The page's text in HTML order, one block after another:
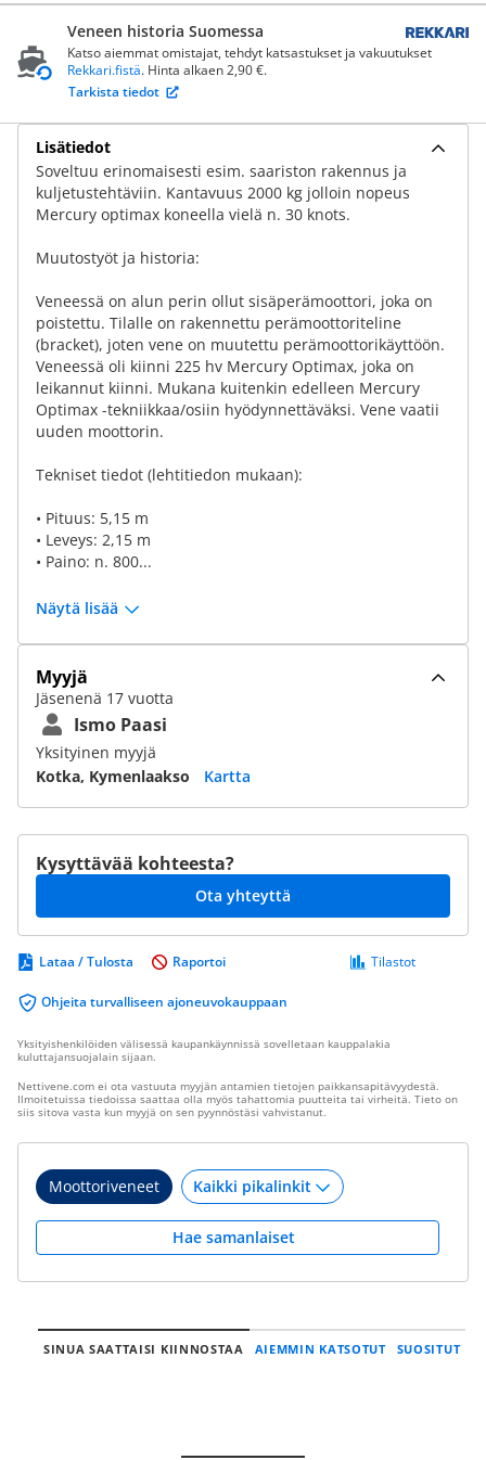
Veneen historia Suomessa
Katso aiemmat omistajat, tehdyt katsastukset ja vakuutukset
Rekkari.fistä. Hinta alkaen 2,90 €.
Tarkista tiedot
Lisätiedot
Soveltuu erinomaisesti esim. saariston rakennus ja
kuljetustehtäviin. Kantavuus 2000 kg jolloin nopeus
Mercury optimax koneella vielä n. 30 knots.
Muutostyöt ja historia:
Veneessä on alun perin ollut sisäperämoottori, joka on
poistettu. Tilalle on rakennettu perämoottoriteline
(bracket), joten vene on muutettu perämoottorikäyttöön.
Veneessä oli kiinni 225 hv Mercury Optimax, joka on
leikannut kiinni. Mukana kuitenkin edelleen Mercury
Optimax -tekniikkaa/osiin hyödynnettäväksi. Vene vaatii
uuden moottorin.
Tekniset tiedot (lehtitiedon mukaan):
• Pituus: 5,15 m
• Leveys: 2,15 m
• Paino: n. 800...
Näytä lisää
Myyjä
Jäsenenä 17 vuotta
Ismo Paasi
Yksityinen myyjä
Kotka, Kymenlaakso
Kartta
Kysyttävää kohteesta?
Ota yhteyttä
Lataa / Tulosta
Ohjeita turvalliseen ajoneuvokauppaan
Tilastot
Raportoi
Yksityishenkilöiden välisessä kaupankäynnissä sovelletaan kauppalakia
kuluttajansuojalain sijaan.
Nettivene.com ei ota vastuuta myyjän antamien tietojen paikkansapitävyydestä.
Ilmoitetuissa tiedoissa saattaa olla myös tahattomia puutteita tai virheitä. Tieto on
siis sitova vasta kun myyjä on sen pyynnöstäsi vahvistanut.
Moottoriveneet
Hae samanlaiset
SINUA SAATTAISI KIINNOSTAA AIEMMIN KATSOTUT SUOSITUT